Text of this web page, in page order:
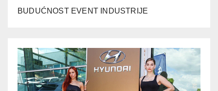
BUDUĆNOST EVENT INDUSTRIJE